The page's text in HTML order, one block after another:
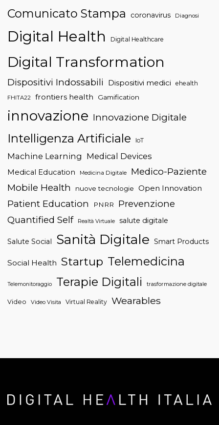
Comunicato Stampa
coronavirus Diagnosi
Digital Health Digital Healthcare
Digital Transformation
Dispositivi Indossabili Dispositivi medici ehealth
FHITA22 frontiers health Gamification
innovazione Innovazione Digitale
Intelligenza Artificiale IoT
Machine Learning Medical Devices
Medical Education Medicina Digitale
Medico-Paziente
Mobile Health
nuove tecnologie Open Innovation
Patient Education PNRR
Prevenzione
Quantified Self
Realtà Virtuale salute digitale
Salute Social Sanità Digitale Smart Products
Social Health Startup Telemedicina
Telemonitoraggio Terapie Digitali trasformazione digitale
Video Video Visita Virtual Reality Wearables